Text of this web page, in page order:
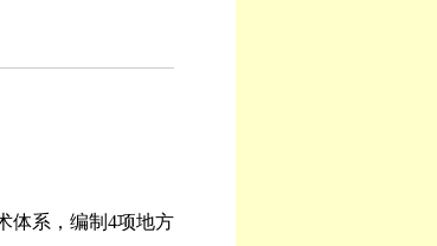
体系，编制4项地方